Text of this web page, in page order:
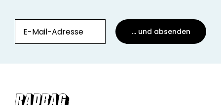
... und absenden